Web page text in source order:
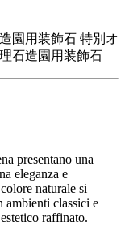
特別オ
石造園用装飾石
presentano una
eleganza e
naturale si
ambienti classici e
raffinato.